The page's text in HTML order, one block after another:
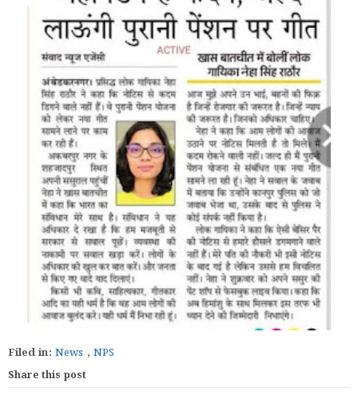
Filed in: News , NPS
Share this post